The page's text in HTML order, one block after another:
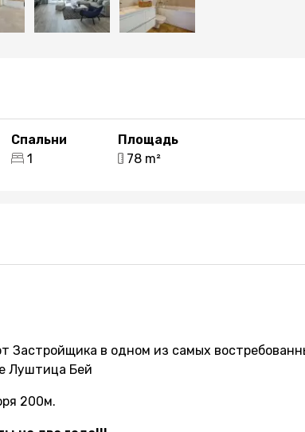
Спальни
1
Площадь
78 m²
Застройщика в одном из самых
Луштица Бей
200м.